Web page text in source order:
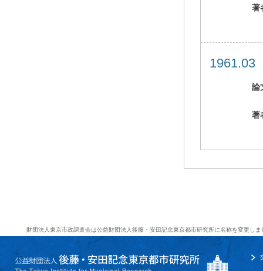
著
論
著
財団法人東京市政調査会は公益財団法人後藤・安田記念東京都市研究所に名称を変更しま